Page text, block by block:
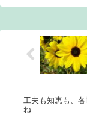
工夫も知恵も、
ね